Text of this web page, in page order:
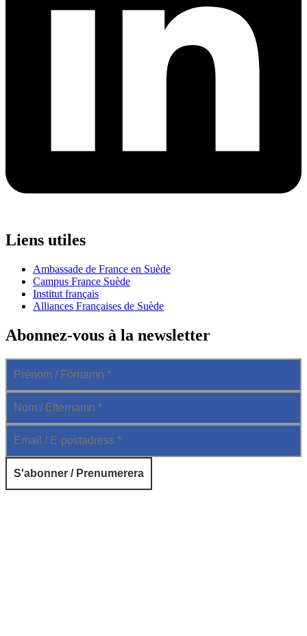
Liens utiles
Ambassade de France en Suède
Campus France Suède
Institut français
Alliances Françaises de Suède
Abonnez-vous à la newsletter